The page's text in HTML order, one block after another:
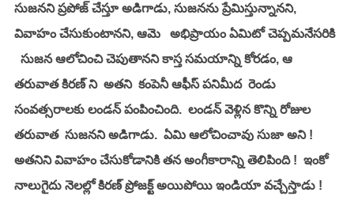
సుజనని ప్రపోజ్ చేస్తూ అడిగాడు, సుజనను ప్రేమిస్తున్నానని,
వివాహం చేసుకుంటానని, ఆమె   అభిప్రాయం ఏమిటో చెప్పమనేసరికి
  సుజన ఆలోచించి చెపుతానని కాస్త సమయాన్ని కోరడం, ఆ
తరువాత కిరణ్ ని  అతని  కంపెనీ ఆఫీస్ పనిమీద  రెండు
సంవత్సరాలకు లండన్ పంపించింది.  లండన్ వెళ్లిన కొన్ని రోజుల
తరువాత  సుజనని అడిగాడు.  ఏమి ఆలోచించావు సుజా అని !
అతనిని వివాహం చేసుకోడానికి తన అంగీకారాన్ని తెలిపింది !  ఇంకో
నాలుగైదు నెలల్లో కిరణ్ ప్రోజక్ట్ అయిపోయి ఇండియా వచ్చేస్తాడు !